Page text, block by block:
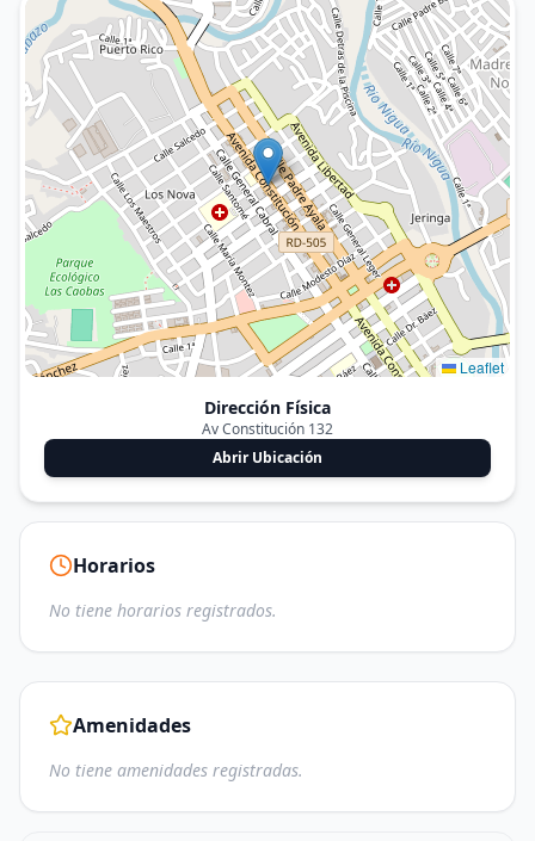
Leaflet
Dirección Física
Av Constitución 132
Abrir Ubicación
Horarios
No tiene horarios registrados.
Amenidades
No tiene amenidades registradas.